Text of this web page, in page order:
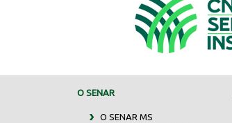
O SENAR
O SENAR MS